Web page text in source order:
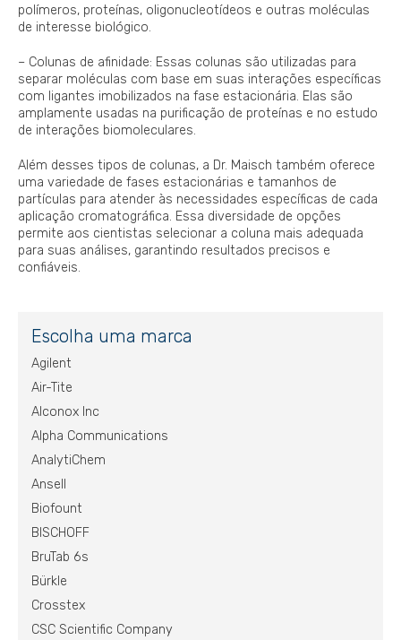
polímeros, proteínas, oligonucleotídeos e outras moléculas
de interesse biológico.
– Colunas de afinidade: Essas colunas são utilizadas para
separar moléculas com base em suas interações específicas
com ligantes imobilizados na fase estacionária. Elas são
amplamente usadas na purificação de proteínas e no estudo
de interações biomoleculares.
Além desses tipos de colunas, a Dr. Maisch também oferece
uma variedade de fases estacionárias e tamanhos de
partículas para atender às necessidades específicas de cada
aplicação cromatográfica. Essa diversidade de opções
permite aos cientistas selecionar a coluna mais adequada
para suas análises, garantindo resultados precisos e
confiáveis.
Escolha uma marca
Agilent
Air-Tite
Alconox Inc
Alpha Communications
AnalytiChem
Ansell
Biofount
BISCHOFF
BruTab 6s
Bürkle
Crosstex
CSC Scientific Company